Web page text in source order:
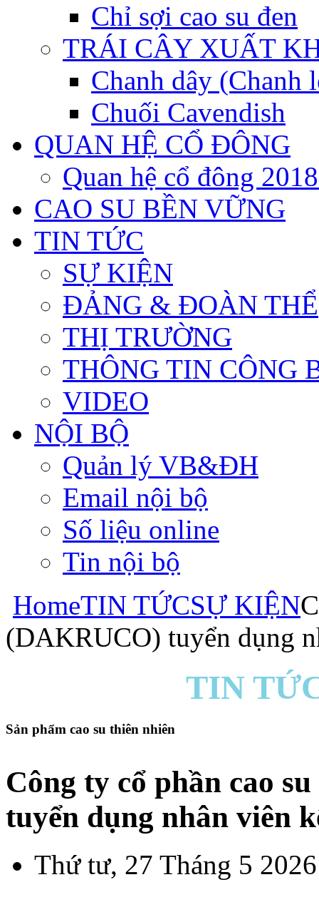
Chỉ sợi cao su đen
TRÁI CÂY XUẤT
Chanh dây (Chanh
Chuối Cavendish
QUAN HỆ CỔ ĐÔNG
Quan hệ cổ đông
CAO SU BỀN VỮNG
TIN TỨC
SỰ KIỆN
ĐẢNG & ĐOÀN THỂ
THỊ TRƯỜNG
THÔNG TIN CÔNG
VIDEO
NỘI BỘ
Quản lý VB&ĐH
Email nội bộ
Số liệu online
Tin nội bộ
HomeTIN TỨCSỰ KIỆN
(DAKRUCO) tuyển dụng
TIN
Sản phẩm cao su thiên nhiên
Công ty cổ phần cao
tuyển dụng nhân viên
Thứ tư, 27 Tháng 5